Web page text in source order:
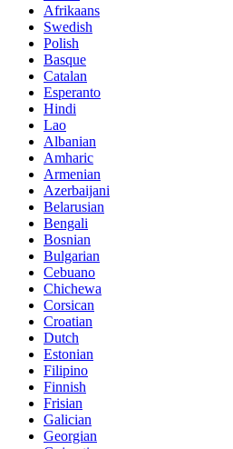
Afrikaans
Swedish
Polish
Basque
Catalan
Esperanto
Hindi
Lao
Albanian
Amharic
Armenian
Azerbaijani
Belarusian
Bengali
Bosnian
Bulgarian
Cebuano
Chichewa
Corsican
Croatian
Dutch
Estonian
Filipino
Finnish
Frisian
Galician
Georgian